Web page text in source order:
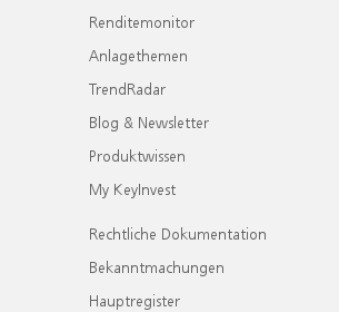
Renditemonitor
Anlagethemen
TrendRadar
Blog & Newsletter
Produktwissen
My KeyInvest
Rechtliche Dokumentation
Bekanntmachungen
Hauptregister